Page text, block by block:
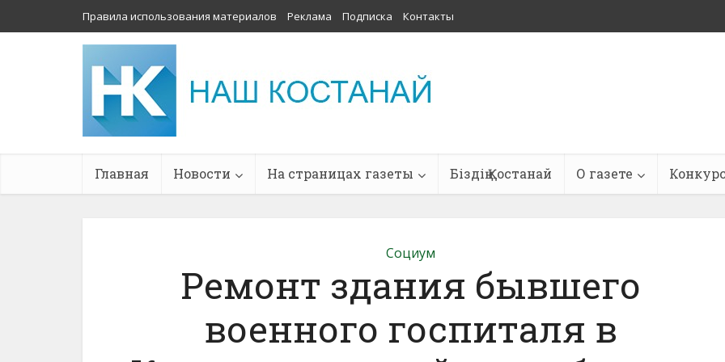
Правила использования материалов Реклама Подписка Контакты
Главная Новости На страницах газеты Біздің Қостанай О газете
Социум
Ремонт здания бывшего
военного госпиталя в